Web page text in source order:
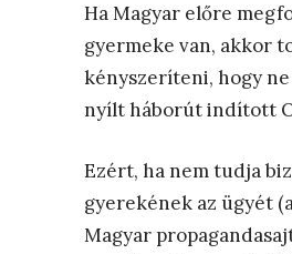
Ha Magyar előre
gyermeke van, akkor
kényszeríteni, hogy
nyílt háborút indított
Ezért, ha nem tudja
gyerekének az ügyét
Magyar